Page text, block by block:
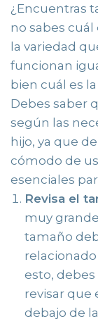
¿Encuentras
no sabes
la variedad
funcionan
bien cuál es
Debes saber
según las
hijo, ya que
cómodo de
esenciales
Revisa el
muy
tamaño
esto,
revisar que
debajo de